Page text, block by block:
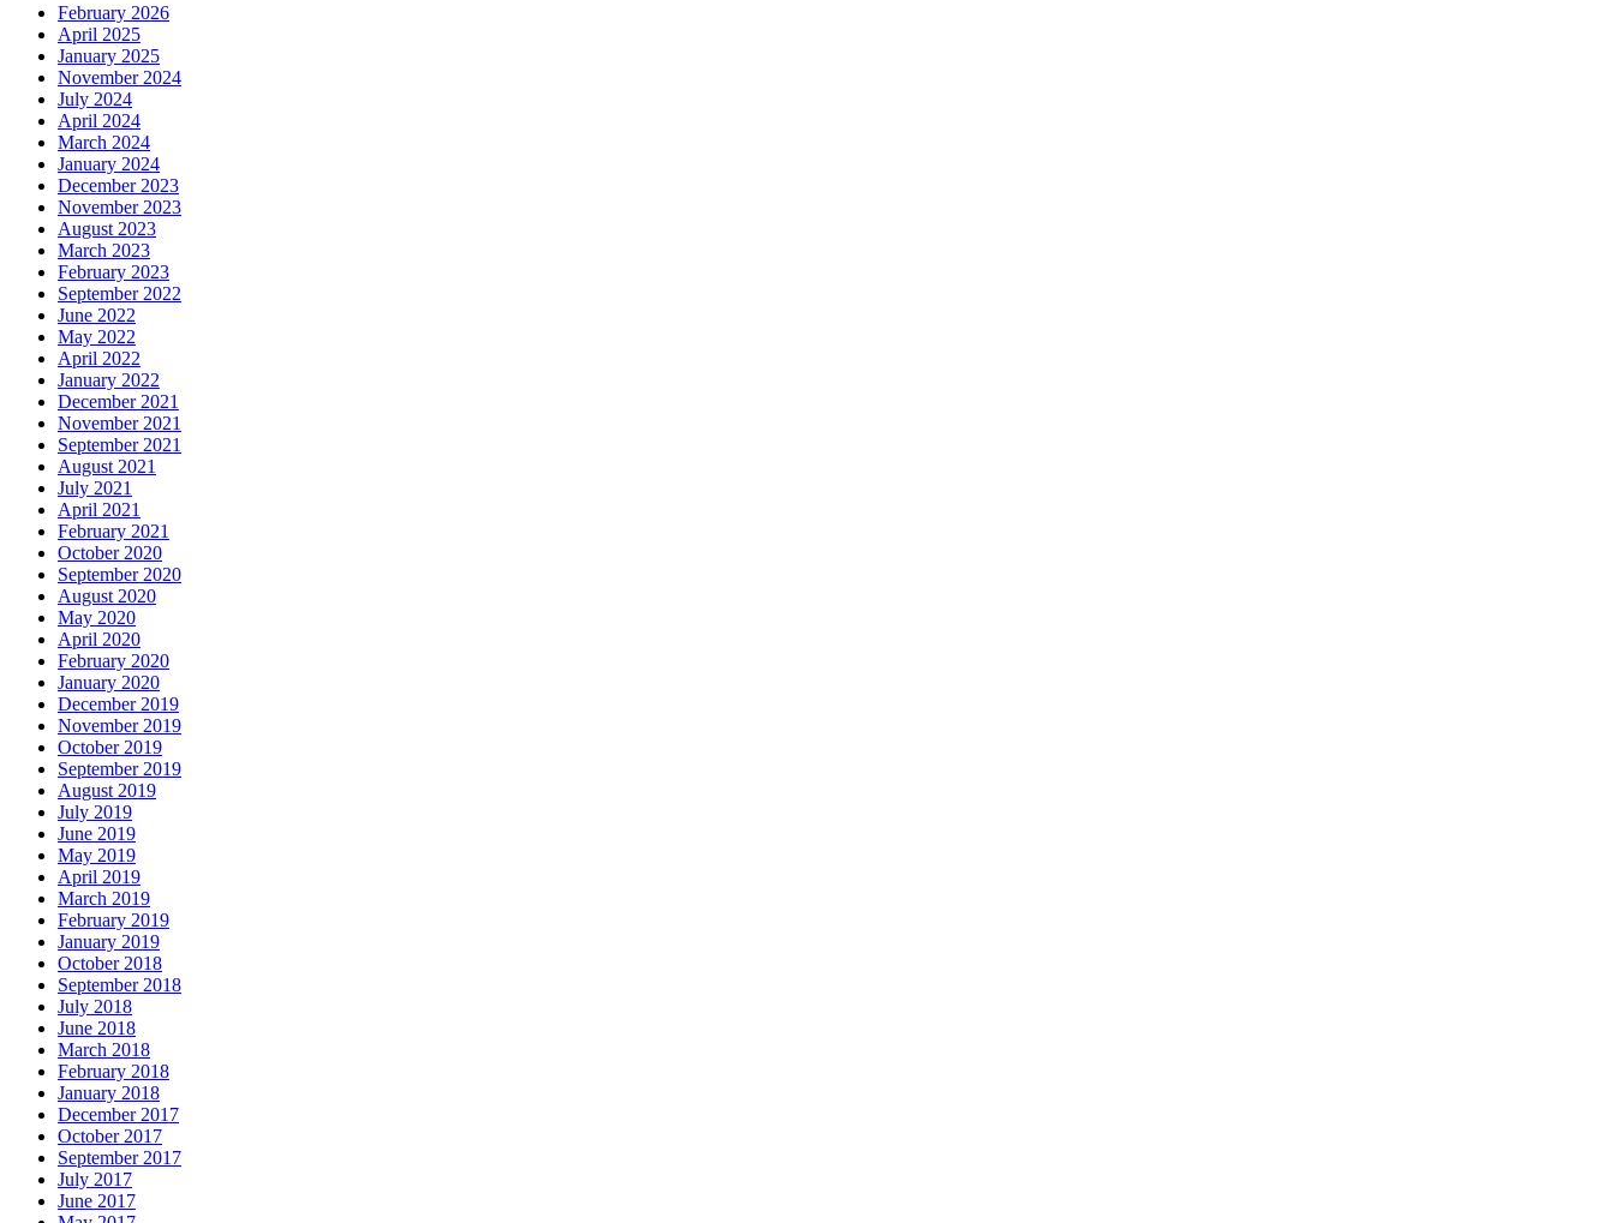
February 2026
April 2025
January 2025
November 2024
July 2024
April 2024
March 2024
January 2024
December 2023
November 2023
August 2023
March 2023
February 2023
September 2022
June 2022
May 2022
April 2022
January 2022
December 2021
November 2021
September 2021
August 2021
July 2021
April 2021
February 2021
October 2020
September 2020
August 2020
May 2020
April 2020
February 2020
January 2020
December 2019
November 2019
October 2019
September 2019
August 2019
July 2019
June 2019
May 2019
April 2019
March 2019
February 2019
January 2019
October 2018
September 2018
July 2018
June 2018
March 2018
February 2018
January 2018
December 2017
October 2017
September 2017
July 2017
June 2017